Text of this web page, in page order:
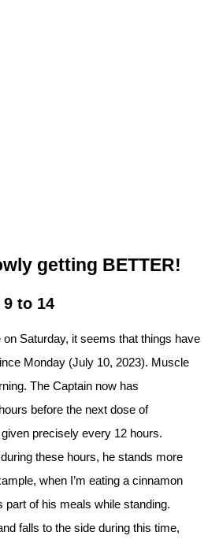
getting BETTER!
to 14
Saturday, it seems that things have
Monday (July 10, 2023). Muscle
The Captain now has
before the next dose of
precisely every 12 hours.
during these hours, he stands more
when I’m eating a cinnamon
part of his meals while standing.
falls to the side during this time,